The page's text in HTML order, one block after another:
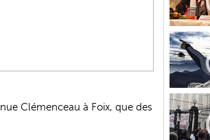
Clémenceau à Foix, que des